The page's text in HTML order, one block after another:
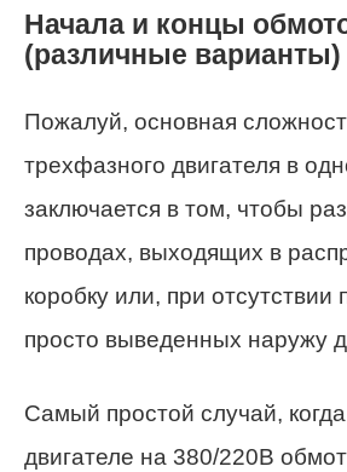
Начала и концы
(различные варианты)
Пожалуй, основная
трехфазного двигателя в
заключается в том, чтобы
проводах, выходящих в
коробку или, при отсутствии
просто выведенных наружу
Самый простой случай,
двигателе на 380/220В